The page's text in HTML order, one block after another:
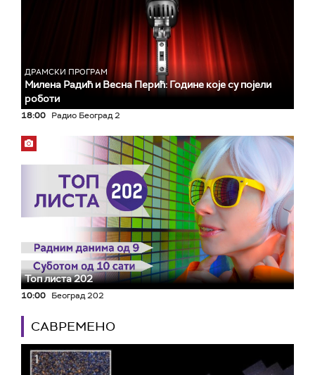
ДРАМСКИ ПРОГРАМ
Милена Радић и Весна Перић: Године које су појели
роботи
18:00 Радио Београд 2
Топ листа 202
10:00 Београд 202
САВРЕМЕНО